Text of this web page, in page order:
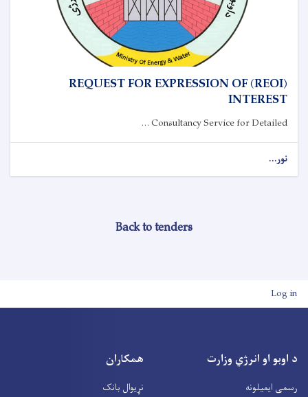
(REOI) REQUEST FOR EXPRESSION OF
INTEREST
Consultancy Service for Detailed ...
نور...
Back to tenders
User account menu
Log in
د اوبو او انرژي وزارت
رسمی ایمیلونه
همکاران
نړیوال بانک